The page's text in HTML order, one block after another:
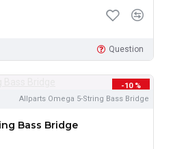
Question
-10 %
Allparts Omega 5-String Bass Bridge
Bass Bridge